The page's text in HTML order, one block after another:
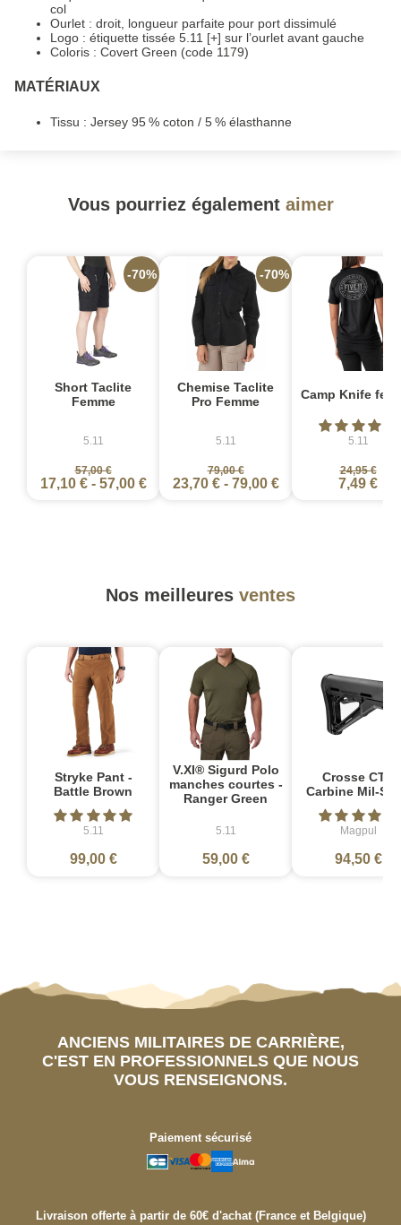
col
Ourlet : droit, longueur parfaite pour port dissimulé
Logo : étiquette tissée 5.11 [+] sur l’ourlet avant gauche
Coloris : Covert Green (code 1179)
MATÉRIAUX
Tissu : Jersey 95 % coton / 5 % élasthanne
Vous pourriez également aimer
Short Taclite
Femme
5.11
57,00 €
17,10 €- 57,00 €
-70%
Chemise Taclite
Pro Femme
5.11
79,00 €
23,70 €- 79,00 €
-70%
Camp Knife
5.11
24,95 €
7,49 €
Nos meilleures ventes
Stryke Pant -
Battle Brown
5.11
99,00 €
V.XI® Sigurd Polo
manches courtes -
Ranger Green
5.11
59,00 €
Crosse CTR
Carbine Mil-
Magpul
94,50 €
ANCIENS MILITAIRES DE CARRIÈRE,
C'EST EN PROFESSIONNELS QUE NOUS
VOUS RENSEIGNONS.
Paiement sécurisé
Livraison offerte à partir de 60€ d'achat (France et Belgique)